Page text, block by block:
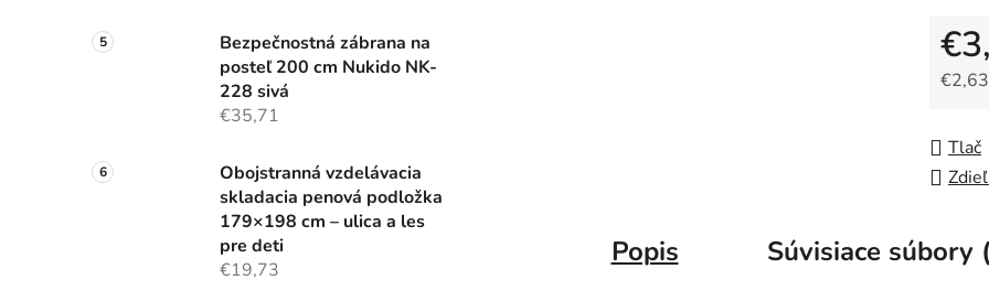
Bezpečnostná zábrana na
posteľ 200 cm Nukido NK-
228 sivá
€35,71
Obojstranná vzdelávacia
skladacia penová podložka
179×198 cm – ulica a les
pre deti
€19,73
Tlač
Popis
Súvisiace súbory